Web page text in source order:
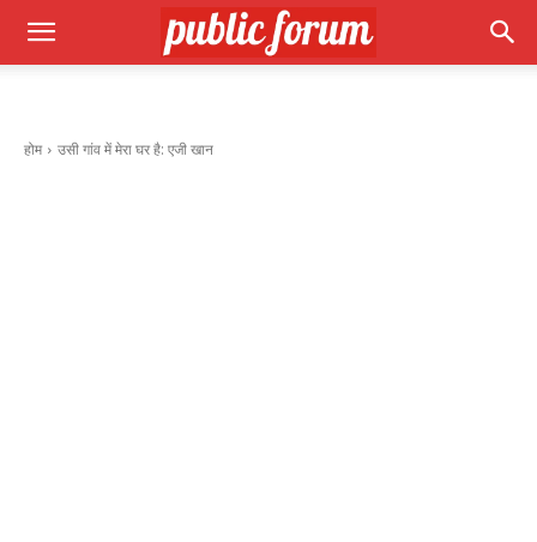
होम उसी गांव में मेरा घर है: एजी खान